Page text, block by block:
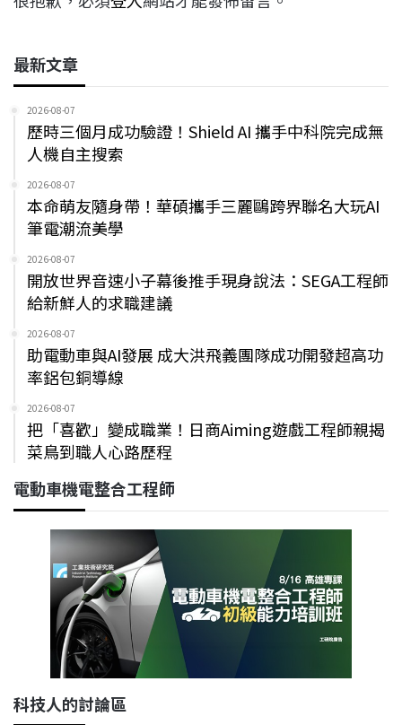
最新文章
2026-08-07
歷時三個月成功驗證！Shield AI 攜手中科院完成無
人機自主搜索
2026-08-07
本命萌友隨身帶！華碩攜手三麗鷗跨界聯名大玩AI
筆電潮流美學
2026-08-07
開放世界音速小子幕後推手現身說法：SEGA工程師
給新鮮人的求職建議
2026-08-07
助電動車與AI發展 成大洪飛義團隊成功開發超高功
率鋁包銅導線
2026-08-07
把「喜歡」變成職業！日商Aiming遊戲工程師親揭
菜鳥到職人心路歷程
電動車機電整合工程師
科技人的討論區